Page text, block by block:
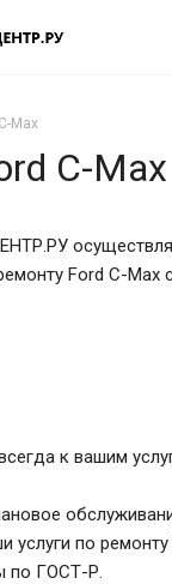
C-Max
C-Max
Ford C-
к вашим
услуги по
по ГОСТ-Р.